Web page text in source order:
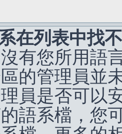
在列表中找
有您所用語
的管理員並
員是否可以
語系檔，您